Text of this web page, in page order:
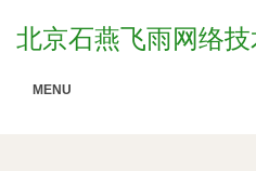
北京石燕飞雨网络技
MENU